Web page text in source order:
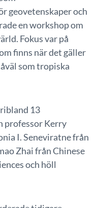
geovetenskaper och
en workshop om
Fokus var på
finns när det gäller
som tropiska
13
professor Kerry
I. Seneviratne från
Zhai från Chinese
och höll